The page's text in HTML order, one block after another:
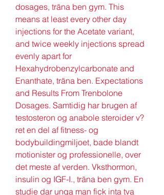
dosages, träna ben gym. This
means at least every other day
injections for the Acetate variant,
and twice weekly injections spread
evenly apart for
Hexahydrobenzylcarbonate and
Enanthate, träna ben. Expectations
and Results From Trenbolone
Dosages. Samtidig har brugen af
testosteron og anabole steroider v?
ret en del af fitness- og
bodybuildingmiljoet, bade blandt
motionister og professionelle, over
det meste af verden. Vksthormon,
insulin og IGF-I., träna ben gym. En
studie dar unga man fick inta tva